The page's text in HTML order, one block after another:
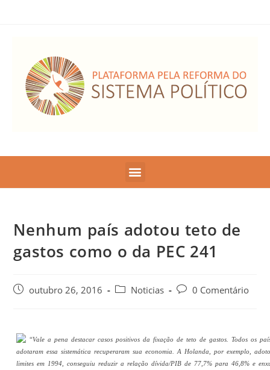
Nenhum país adotou teto de
gastos como o da PEC 241
outubro 26, 2016 Noticias 0 Comentário
“Vale a pena destacar casos positivos da fixação de teto de gastos. Todos os
adotaram essa sistemática recuperaram sua economia. A Holanda, por exemplo,
limites em 1994, conseguiu reduzir a relação dívida/PIB de 77,7% para 46,8% e